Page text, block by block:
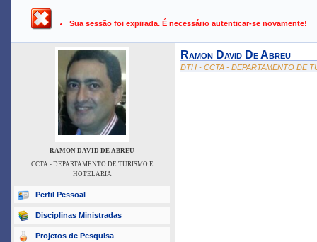
UFPB ›
Sua sessão foi expirada. É necessário autenticar-se novamente!
RAMON DAVID DE ABREU
CCTA - DEPARTAMENTO DE TURISMO E
HOTELARIA
Perfil Pessoal
Disciplinas Ministradas
Projetos de Pesquisa
Ramon David De Abreu
DTH - CCTA - DEPARTAMENTO DE